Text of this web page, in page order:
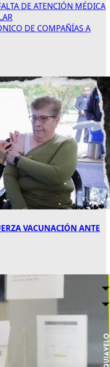
DE ATENCIÓN MÉDICA
DE COMPAÑÍAS A
VACUNACIÓN ANTE